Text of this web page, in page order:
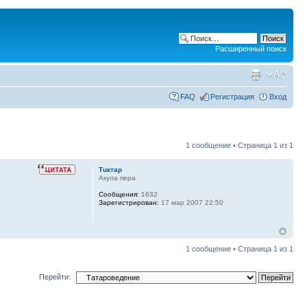
Расширенный поиск
FAQ Регистрация Вход
1 сообщение • Страница 1 из 1
Тuктар
Акула пера
Сообщения: 1632
Зарегистрирован: 17 мар 2007 22:50
1 сообщение • Страница 1 из 1
Перейти: